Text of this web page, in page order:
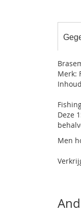
Merk:
Deze
Men